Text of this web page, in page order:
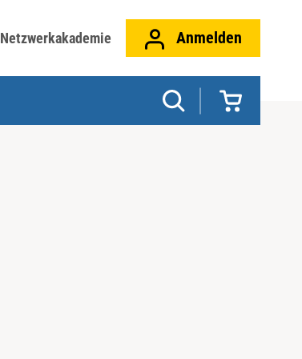
Netzwerkakademie Anmelden